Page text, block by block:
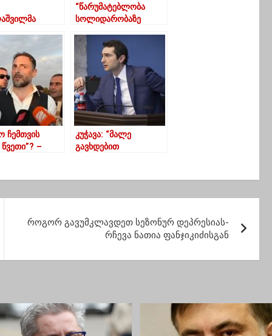
მისი
მიმართა
“წარუმატებლობა
სოლიდარობაზე
ინდეფერენტულობას
ზრდის”
ჩემთვის
–
კუჭავა: “მალე
გავხდებით
წევრები”
როგორ გავუმკლავდეთ სეზონურ დეპრესიას-
რჩევა ნათია ფანჯიკიძისგან